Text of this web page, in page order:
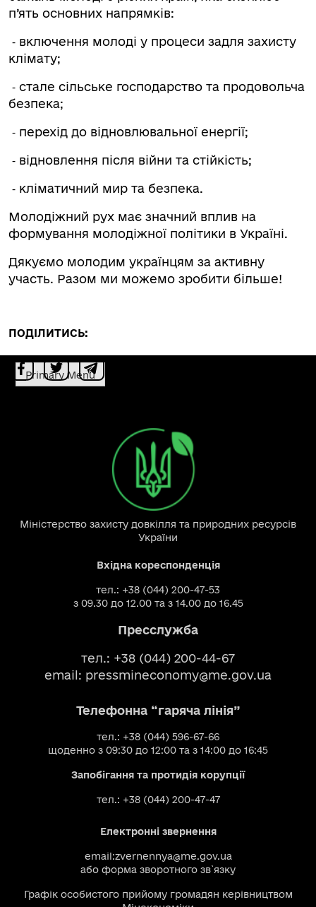
п’ять основних напрямків:
⁃ включення молоді у процеси задля захисту
клімату;
⁃ стале сільське господарство та продовольча
безпека;
⁃ перехід до відновлювальної енергії;
⁃ відновлення після війни та стійкість;
⁃ кліматичний мир та безпека.
Молодіжний рух має значний вплив на
формування молодіжної політики в Україні.
Дякуємо молодим українцям за активну
участь. Разом ми можемо зробити більше!
ПОДІЛИТИСЬ:
Primary Menu
Міністерство захисту довкілля та природних ресурсів
України
Вхідна кореспонденція
тел.: +38 (044) 200-47-53
з 09.30 до 12.00 та з 14.00 до 16.45
Пресслужба
тел.: +38 (044) 200-44-67
email: pressmineconomy@me.gov.ua
Телефонна “гаряча лінія”
тел.: +38 (044) 596-67-66
щоденно з 09:30 до 12:00 та з 14:00 до 16:45
Запобігання та протидія корупції
тел.: +38 (044) 200-47-47
Електронні звернення
email:zvernennya@me.gov.ua
або форма зворотного зв`язку
Графік особистого прийому громадян керівництвом